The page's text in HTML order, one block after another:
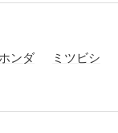
ホンダ ミツビシ